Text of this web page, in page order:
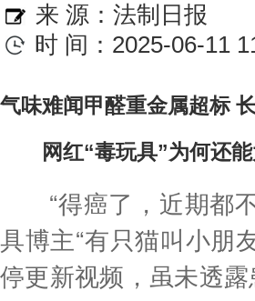
来 源： 法制日报
时 间：2025-06-11
气味难闻甲醛重金属超标
网红“毒玩具”为何还能
“得癌了，近期都不
具博主“有只猫叫小朋
停更新视频，虽未透